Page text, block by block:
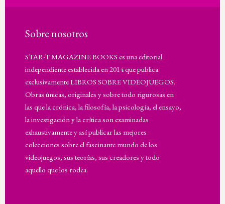
Sobre nosotros
STAR-T MAGAZINE BOOKS es una editorial
independiente establecida en 2014 que publica
exclusivamente LIBROS SOBRE VIDEOJUEGOS.
Obras únicas, originales y sobre todo rigurosas en
las que la crónica, la filosofía, la psicología, el ensayo,
la investigación y la crítica son examinadas
exhaustivamente y así publicar las mejores
colecciones sobre el fascinante mundo de los
videojuegos, sus teorías, sus creadores y todo
aquello que los rodea.